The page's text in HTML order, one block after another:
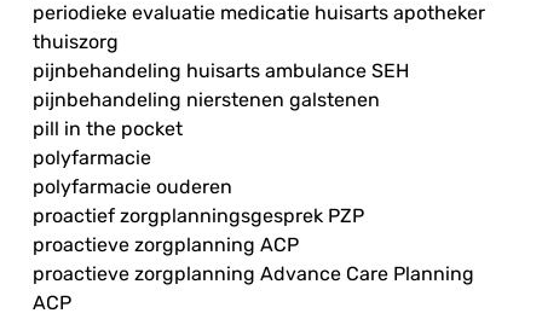
periodieke evaluatie medicatie huisarts apotheker
thuiszorg
pijnbehandeling huisarts ambulance SEH
pijnbehandeling nierstenen galstenen
pill in the pocket
polyfarmacie
polyfarmacie ouderen
proactief zorgplanningsgesprek PZP
proactieve zorgplanning ACP
proactieve zorgplanning Advance Care Planning
ACP